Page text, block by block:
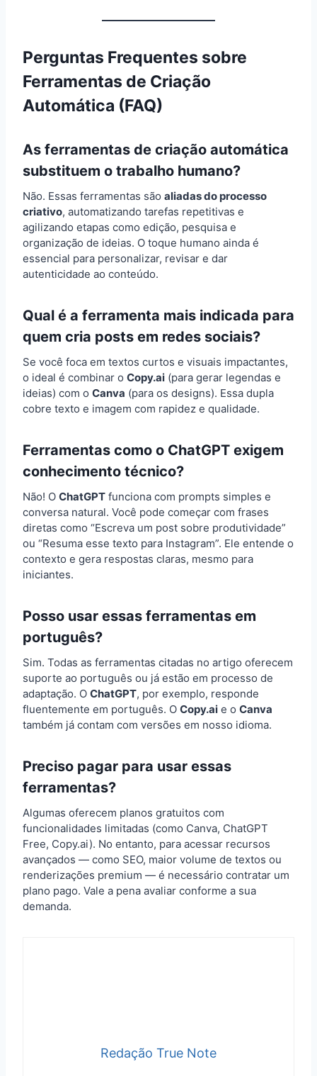
Perguntas Frequentes sobre
Ferramentas de Criação
Automática (FAQ)
As ferramentas de criação automática
substituem o trabalho humano?
Não. Essas ferramentas são aliadas do processo
criativo, automatizando tarefas repetitivas e
agilizando etapas como edição, pesquisa e
organização de ideias. O toque humano ainda é
essencial para personalizar, revisar e dar
autenticidade ao conteúdo.
Qual é a ferramenta mais indicada para
quem cria posts em redes sociais?
Se você foca em textos curtos e visuais impactantes,
o ideal é combinar o Copy.ai (para gerar legendas e
ideias) com o Canva (para os designs). Essa dupla
cobre texto e imagem com rapidez e qualidade.
Ferramentas como o ChatGPT exigem
conhecimento técnico?
Não! O ChatGPT funciona com prompts simples e
conversa natural. Você pode começar com frases
diretas como “Escreva um post sobre produtividade”
ou “Resuma esse texto para Instagram”. Ele entende o
contexto e gera respostas claras, mesmo para
iniciantes.
Posso usar essas ferramentas em
português?
Sim. Todas as ferramentas citadas no artigo oferecem
suporte ao português ou já estão em processo de
adaptação. O ChatGPT, por exemplo, responde
fluentemente em português. O Copy.ai e o Canva
também já contam com versões em nosso idioma.
Preciso pagar para usar essas
ferramentas?
Algumas oferecem planos gratuitos com
funcionalidades limitadas (como Canva, ChatGPT
Free, Copy.ai). No entanto, para acessar recursos
avançados — como SEO, maior volume de textos ou
renderizações premium — é necessário contratar um
plano pago. Vale a pena avaliar conforme a sua
demanda.
Redação True Note